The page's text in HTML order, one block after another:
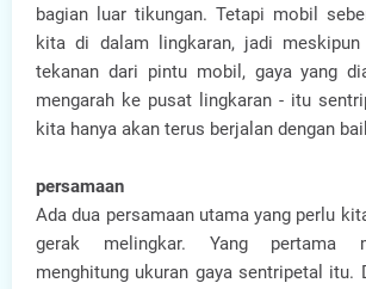
bagian luar tikungan. Tetapi mobil
kita di dalam lingkaran, jadi
tekanan dari pintu mobil, gaya yang
mengarah ke pusat lingkaran - itu
kita hanya akan terus berjalan dengan
persamaan
Ada dua persamaan utama yang perlu
gerak melingkar. Yang pertama
menghitung ukuran gaya sentripetal itu.